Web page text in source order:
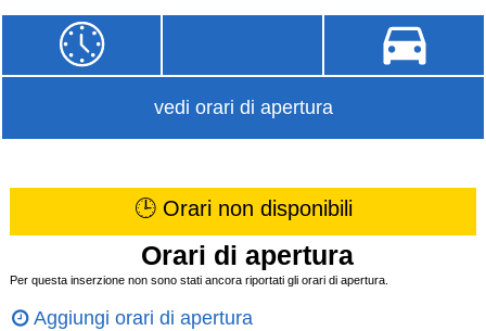
vedi orari di apertura
🕒 Orari non disponibili
Orari di apertura
Per questa inserzione non sono stati ancora riportati gli orari di apertura.
Aggiungi orari di apertura